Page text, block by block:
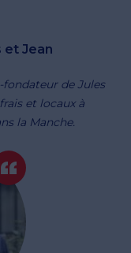
et Jean
de Jules
et locaux à
la Manche.